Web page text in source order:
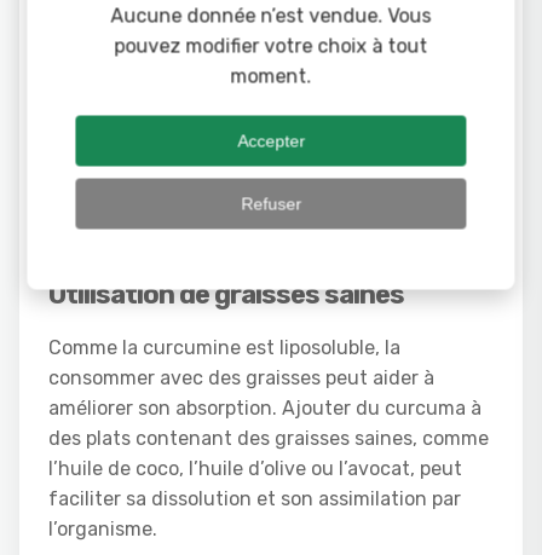
L’une des méthodes les plus efficaces pour
améliorer l’absorption de la curcumine est de la
combiner avec la pipérine, un composé trouvé
enzymes qui métabolisent la curcumine,
augmentant ainsi sa biodisponibilité de manière
significative. Des études ont montré que la
pipérine peut augmenter l’absorption de la
Utilisation de graisses saines
Comme la curcumine est liposoluble, la
consommer avec des graisses peut aider à
améliorer son absorption. Ajouter du curcuma à
des plats contenant des graisses saines, comme
l’huile de coco, l’huile d’olive ou l’avocat, peut
faciliter sa dissolution et son assimilation par
l’organisme.
Aucune donnée n’est vendue. Vous
pouvez modifier votre choix à tout
moment.
Accepter
Refuser